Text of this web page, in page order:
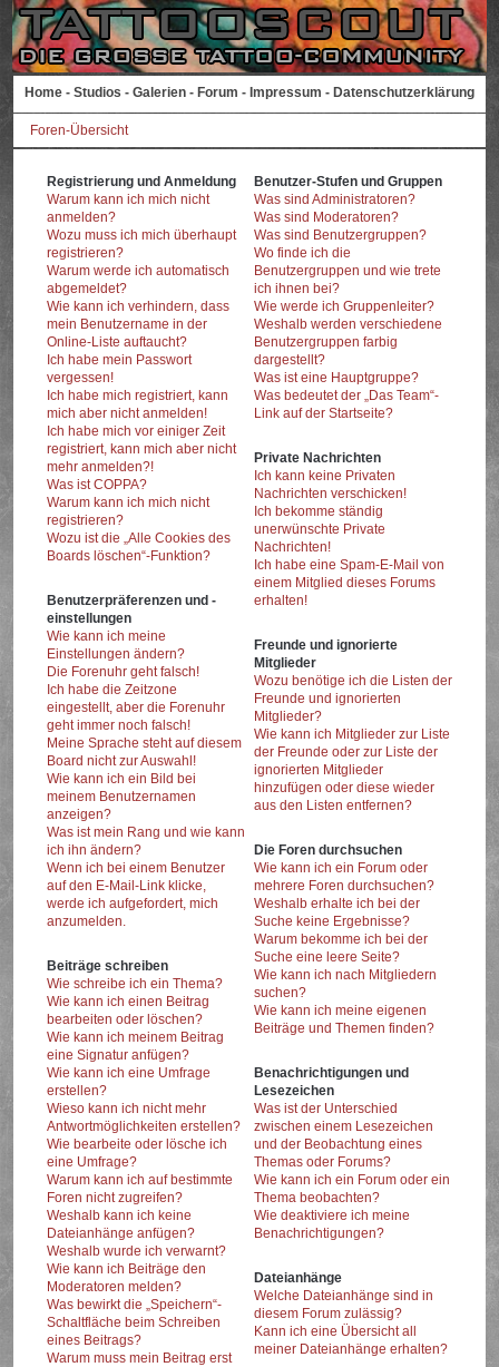
Home - Studios - Galerien - Forum - Impressum - Datenschutzerklärung
Foren-Übersicht
Registrierung und Anmeldung
Warum kann ich mich nicht
anmelden?
Wozu muss ich mich überhaupt
registrieren?
Warum werde ich automatisch
abgemeldet?
Wie kann ich verhindern, dass
mein Benutzername in der
Online-Liste auftaucht?
Ich habe mein Passwort
vergessen!
Ich habe mich registriert, kann
mich aber nicht anmelden!
Ich habe mich vor einiger Zeit
registriert, kann mich aber nicht
mehr anmelden?!
Was ist COPPA?
Warum kann ich mich nicht
registrieren?
Wozu ist die „Alle Cookies des
Boards löschen“-Funktion?
Benutzerpräferenzen und -
einstellungen
Wie kann ich meine
Einstellungen ändern?
Die Forenuhr geht falsch!
Ich habe die Zeitzone
eingestellt, aber die Forenuhr
geht immer noch falsch!
Meine Sprache steht auf diesem
Board nicht zur Auswahl!
Wie kann ich ein Bild bei
meinem Benutzernamen
anzeigen?
Was ist mein Rang und wie kann
ich ihn ändern?
Wenn ich bei einem Benutzer
auf den E-Mail-Link klicke,
werde ich aufgefordert, mich
anzumelden.
Beiträge schreiben
Wie schreibe ich ein Thema?
Wie kann ich einen Beitrag
bearbeiten oder löschen?
Wie kann ich meinem Beitrag
eine Signatur anfügen?
Wie kann ich eine Umfrage
erstellen?
Wieso kann ich nicht mehr
Antwortmöglichkeiten erstellen?
Wie bearbeite oder lösche ich
eine Umfrage?
Warum kann ich auf bestimmte
Foren nicht zugreifen?
Weshalb kann ich keine
Dateianhänge anfügen?
Weshalb wurde ich verwarnt?
Wie kann ich Beiträge den
Moderatoren melden?
Was bewirkt die „Speichern“-
Schaltfläche beim Schreiben
eines Beitrags?
Warum muss mein Beitrag erst
Benutzer-Stufen und Gruppen
Was sind Administratoren?
Was sind Moderatoren?
Was sind Benutzergruppen?
Wo finde ich die
Benutzergruppen und wie trete
ich ihnen bei?
Wie werde ich Gruppenleiter?
Weshalb werden verschiedene
Benutzergruppen farbig
dargestellt?
Was ist eine Hauptgruppe?
Was bedeutet der „Das Team“-
Link auf der Startseite?
Private Nachrichten
Ich kann keine Privaten
Nachrichten verschicken!
Ich bekomme ständig
unerwünschte Private
Nachrichten!
Ich habe eine Spam-E-Mail von
einem Mitglied dieses Forums
erhalten!
Freunde und ignorierte
Mitglieder
Wozu benötige ich die Listen der
Freunde und ignorierten
Mitglieder?
Wie kann ich Mitglieder zur Liste
der Freunde oder zur Liste der
ignorierten Mitglieder
hinzufügen oder diese wieder
aus den Listen entfernen?
Die Foren durchsuchen
Wie kann ich ein Forum oder
mehrere Foren durchsuchen?
Weshalb erhalte ich bei der
Suche keine Ergebnisse?
Warum bekomme ich bei der
Suche eine leere Seite?
Wie kann ich nach Mitgliedern
suchen?
Wie kann ich meine eigenen
Beiträge und Themen finden?
Benachrichtigungen und
Lesezeichen
Was ist der Unterschied
zwischen einem Lesezeichen
und der Beobachtung eines
Themas oder Forums?
Wie kann ich ein Forum oder ein
Thema beobachten?
Wie deaktiviere ich meine
Benachrichtigungen?
Dateianhänge
Welche Dateianhänge sind in
diesem Forum zulässig?
Kann ich eine Übersicht all
meiner Dateianhänge erhalten?